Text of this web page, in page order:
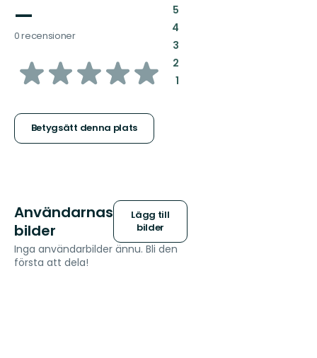
—
0 recensioner
av
stjärnor
Betygsätt denna plats
5:
4:
3:
2:
1:
Användarnas
bilder
Lägg till
bilder
Inga användarbilder ännu. Bli den
första att dela!